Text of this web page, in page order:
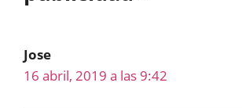
Jose
16 abril, 2019 a las 9:42